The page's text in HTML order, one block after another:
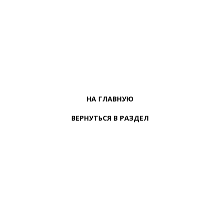
НА ГЛАВНУЮ
ВЕРНУТЬСЯ В РАЗДЕЛ